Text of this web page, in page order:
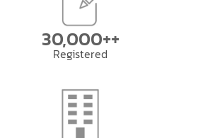
30,000++
Registered